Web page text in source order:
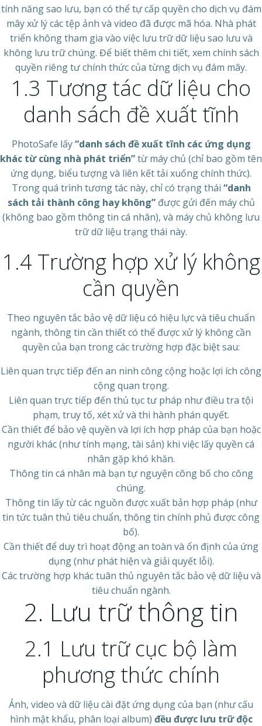
tính năng sao lưu, bạn có thể tự cấp quyền cho dịch vụ đám
mây xử lý các tệp ảnh và video đã được mã hóa. Nhà phát
triển không tham gia vào việc lưu trữ dữ liệu sao lưu và
không lưu trữ chúng. Để biết thêm chi tiết, xem chính sách
quyền riêng tư chính thức của từng dịch vụ đám mây.
1.3 Tương tác dữ liệu cho
danh sách đề xuất tĩnh
PhotoSafe lấy“danh sách đề xuất tĩnh các ứng dụng
khác từ cùng nhà phát triển”từ máy chủ (chỉ bao gồm tên
ứng dụng, biểu tượng và liên kết tải xuống chính thức).
Trong quá trình tương tác này, chỉ có trạng thái “danh
sách tải thành công hay không”được gửi đến máy chủ
(không bao gồm thông tin cá nhân), và máy chủ không lưu
trữ dữ liệu trạng thái này.
1.4 Trường hợp xử lý không
cần quyền
Theo nguyên tắc bảo vệ dữ liệu có hiệu lực và tiêu chuẩn
ngành, thông tin cần thiết có thể được xử lý không cần
quyền của bạn trong các trường hợp đặc biệt sau:
Liên quan trực tiếp đến an ninh công cộng hoặc lợi ích công
cộng quan trọng.
Liên quan trực tiếp đến thủ tục tư pháp như điều tra tội
phạm, truy tố, xét xử và thi hành phán quyết.
Cần thiết để bảo vệ quyền và lợi ích hợp pháp của bạn hoặc
người khác (như tính mạng, tài sản) khi việc lấy quyền cá
nhân gặp khó khăn.
Thông tin cá nhân mà bạn tự nguyện công bố cho công
chúng.
Thông tin lấy từ các nguồn được xuất bản hợp pháp (như
tin tức tuân thủ tiêu chuẩn, thông tin chính phủ được công
bố).
Cần thiết để duy trì hoạt động an toàn và ổn định của ứng
dụng (như phát hiện và giải quyết lỗi).
Các trường hợp khác tuân thủ nguyên tắc bảo vệ dữ liệu và
tiêu chuẩn ngành.
2. Lưu trữ thông tin
2.1 Lưu trữ cục bộ làm
phương thức chính
Ảnh, video và dữ liệu cài đặt ứng dụng của bạn (như cấu
hình mật khẩu, phân loại album) đều được lưu trữ độc